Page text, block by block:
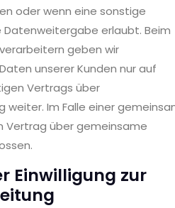
oder wenn eine sonstige
Datenweitergabe erlaubt. Beim
geben wir
unserer Kunden nur auf
Vertrags über
weiter. Im Falle einer
Vertrag über gemeinsame
Einwilligung zur